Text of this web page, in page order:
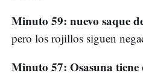
Minuto 59: nuevo saque
pero los rojillos siguen
Minuto 57: Osasuna tiene